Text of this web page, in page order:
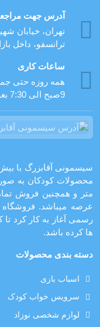
آدرس جهت
تهران، خيابان
ترانسفو، داخل
ساعات کاری
همه روزه حتی
محصولات کودکان به
متر و همچنین فروش
رسمی آغاز به کار کرد
ها کرده باشد.
دسته بندی محصولات
اسباب بازی
سرویس خواب کودک
لوازم شخصی نوزاد